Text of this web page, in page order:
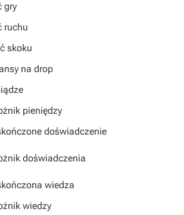
gry
ruchu
skoku
na drop
pieniędzy
doświadczenie
doświadczenia
wiedza
wiedzy